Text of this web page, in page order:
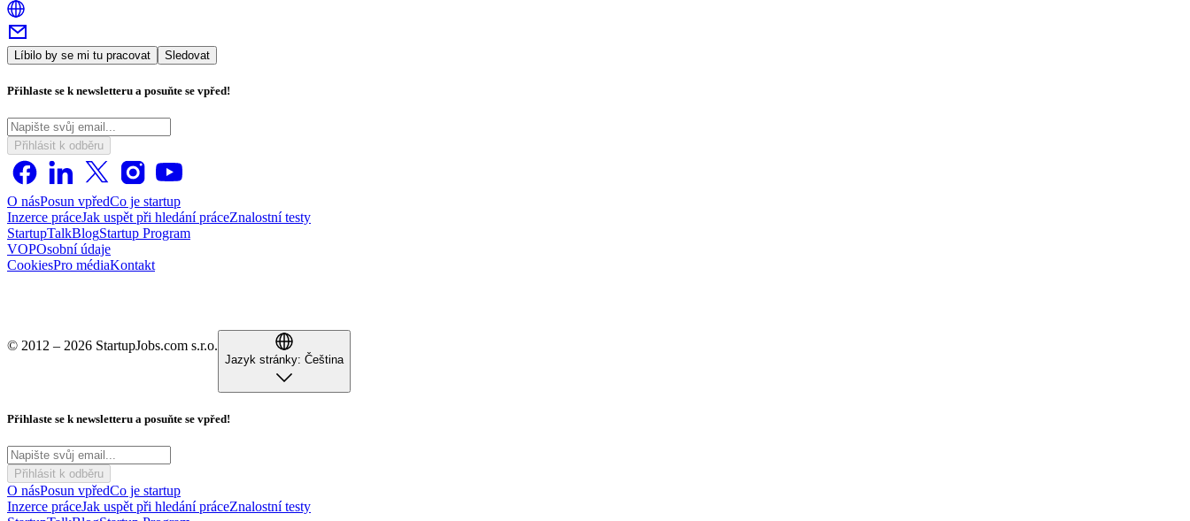
Líbilo by se mi tu pracovat Sledovat
Přihlaste se k newsletteru a posuňte se vpřed!
Přihlásit k odběru
O násPosun vpředCo je startup
Inzerce práceJak uspět při hledání práceZnalostní testy
StartupTalkBlogStartup Program
VOPOsobní údaje
CookiesPro médiaKontakt
© 2012 – 2026 StartupJobs.com s.r.o.
Jazyk stránky: Čeština
Přihlaste se k newsletteru a posuňte se vpřed!
Přihlásit k odběru
O násPosun vpředCo je startup
Inzerce práceJak uspět při hledání práceZnalostní testy